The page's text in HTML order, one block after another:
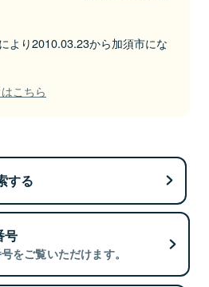
より2010.03.23から加須市にな
こちら
する
号
をご覧いただけます。